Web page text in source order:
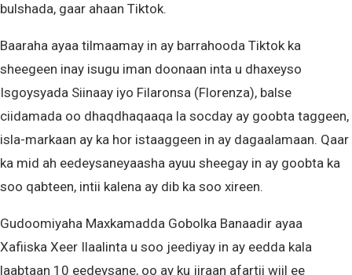
bulshada, gaar ahaan Tiktok.
Baaraha ayaa tilmaamay in ay barrahooda Tiktok ka
sheegeen inay isugu iman doonaan inta u dhaxeyso
Isgoysyada Siinaay iyo Filaronsa (Florenza), balse
ciidamada oo dhaqdhaqaaqa la socday ay goobta taggeen,
isla-markaan ay ka hor istaaggeen in ay dagaalamaan. Qaar
ka mid ah eedeysaneyaasha ayuu sheegay in ay goobta ka
soo qabteen, intii kalena ay dib ka soo xireen.
Gudoomiyaha Maxkamadda Gobolka Banaadir ayaa
Xafiiska Xeer Ilaalinta u soo jeediyay in ay eedda kala
laabtaan 10 eedeysane, oo ay ku jiraan afartii wiil ee